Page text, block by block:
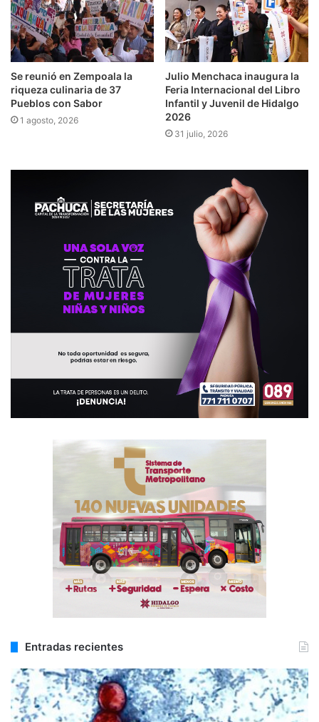
Se reunió en Zempoala la
riqueza culinaria de 37
Pueblos con Sabor
1 agosto, 2026
Julio Menchaca inaugura la
Feria Internacional del Libro
Infantil y Juvenil de Hidalgo
2026
31 julio, 2026
Entradas recientes